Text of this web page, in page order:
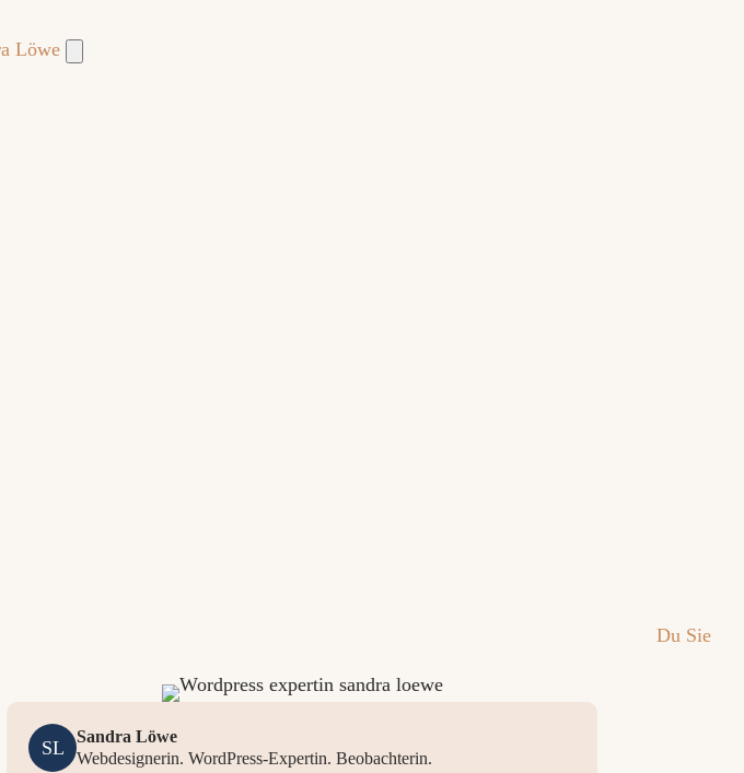
Du Sie
SL
Sandra Löwe
Webdesignerin. WordPress-Expertin. Beobachterin.